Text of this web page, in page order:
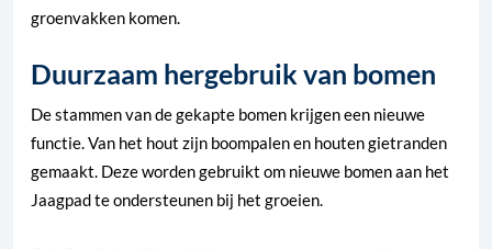
groenvakken komen.
Duurzaam hergebruik van bomen
De stammen van de gekapte bomen krijgen een nieuwe
functie. Van het hout zijn boompalen en houten gietranden
gemaakt. Deze worden gebruikt om nieuwe bomen aan het
Jaagpad te ondersteunen bij het groeien.